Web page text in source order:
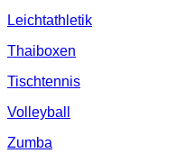
Leichtathletik
Thaiboxen
Tischtennis
Volleyball
Zumba